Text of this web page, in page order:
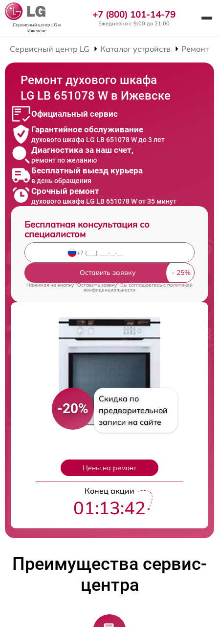
Сервисный центр LG в
Ижевске
+7 (800) 101-14-79
Ежедневно с 9:00 до 21:00
Сервисный центр LG Каталог устройств Ремонт
Ремонт духового шкафа
LG LB 651078 W в Ижевске
Официальный сервис
Гарантийное обслуживание
духового шкафа LG LB 651078 W до 3 лет
Диагностика за наш счет,
ремонт по желанию
Бесплатный выезд курьера
в день обращения
Срочный ремонт
духового шкафа LG LB 651078 W от 35 минут
Бесплатная консультация со
специалистом
Оставить заявку
Нажимая на кнопку "Оставить заявку" Вы соглашаетесь cполитикой
конфиденциальности
-20%
Скидка по
предварительной
записи на сайте
Цены на ремонт
Конец акции
01:13:41
Преимущества сервис-
центра